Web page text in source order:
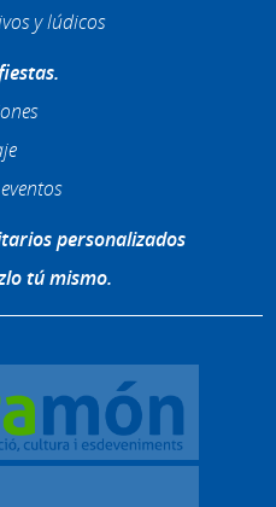
y lúdicos
personalizados
tú mismo.